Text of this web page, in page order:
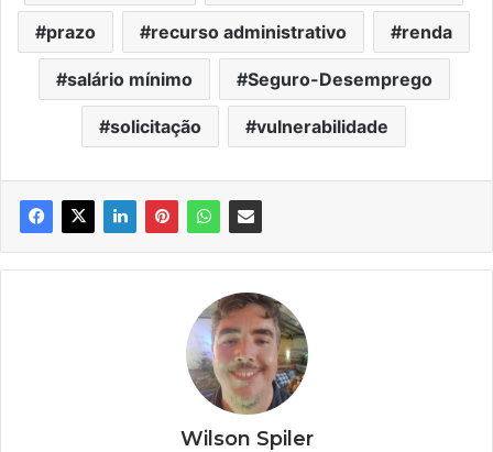
prazo recurso administrativo renda
salário mínimo Seguro-Desemprego
solicitação vulnerabilidade
Wilson Spiler